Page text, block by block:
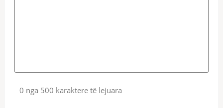
0 nga 500 karaktere të lejuara